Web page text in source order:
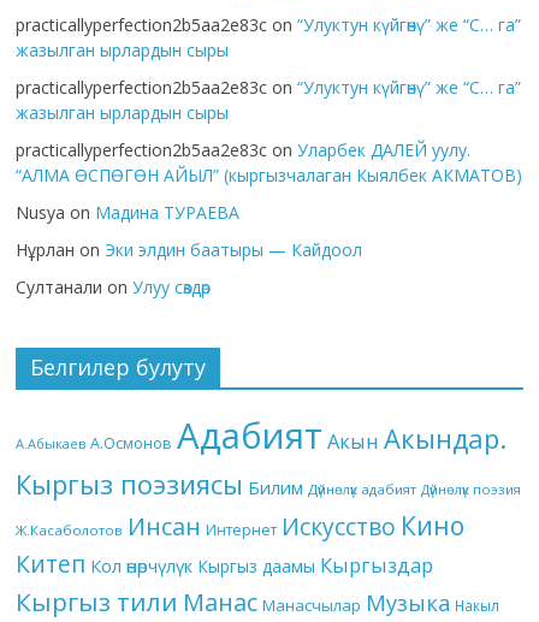
practicallyperfection2b5aa2e83c on“Улуктун күйгөнү” же “С… га”
жазылган ырлардын сыры
practicallyperfection2b5aa2e83c on“Улуктун күйгөнү” же “С… га”
жазылган ырлардын сыры
practicallyperfection2b5aa2e83c onУларбек ДАЛЕЙ уулу.
“АЛМА ӨСПӨГӨН АЙЫЛ” (кыргызчалаган Кыялбек АКМАТОВ)
Nusya on Мадина ТУРАЕВА
Нұрлан on Эки элдин баатыры — Кайдоол
Султанали onУлуу сөздөр
Белгилер булуту
А.Абыкаев А.Осмонов Адабият Акын Акындар.
Кыргыз поэзиясы Билим Дүйнөлүк адабият Дүйнөлүк поэзия
Ж.Касаболотов Инсан Интернет Искусство Кино
Китеп Кол өнөрчүлүк Кыргыз даамы Кыргыздар
Кыргыз тили Манас Манасчылар Музыка Накыл